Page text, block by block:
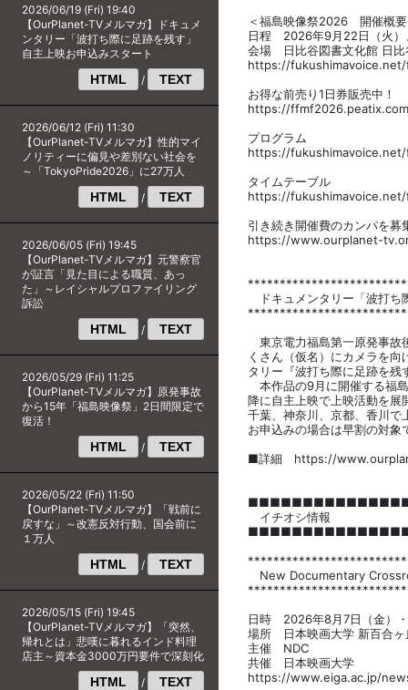
2026/06/19 (Fri) 19:40
【OurPlanet-TVメルマガ】ドキュメ
ンタリー「波打ち際に足跡を残す」
自主上映お申込みスタート
HTML / TEXT
2026/06/12 (Fri) 11:30
【OurPlanet-TVメルマガ】性的マイ
ノリティーに偏見や差別ない社会を
～「TokyoPride2026」に27万人
HTML / TEXT
2026/06/05 (Fri) 19:45
【OurPlanet-TVメルマガ】元警察官
が証言「見た目による職質、あっ
た」～レイシャルプロファイリング
訴訟
HTML / TEXT
2026/05/29 (Fri) 11:25
【OurPlanet-TVメルマガ】原発事故
から15年「福島映像祭」2日間限定で
復活！
HTML / TEXT
2026/05/22 (Fri) 11:50
【OurPlanet-TVメルマガ】「戦前に
戻すな」～改憲反対行動、国会前に
１万人
HTML / TEXT
2026/05/15 (Fri) 19:45
【OurPlanet-TVメルマガ】「突然、
帰れとは」悲嘆に暮れるインド料理
店主～資本金3000万円要件で深刻化
HTML / TEXT
＜福島映像祭2026 開催概
日程 2026年9月22日（火）
会場 日比谷図書文化館 日比
https://
お得な前売り1日券販売中！
https://
プログラム
https://
タイムテーブル
https://
引き続き開催費のカンパを募
https://www.ourplanet-
ドキュメンタリー「波打ち
東京電力福島第一原発事故
くさん（仮名）にカメラを
タリー『波打ち際に足跡を残
本作品の9月に開催する福
降に自主上映で上映活動を展
千葉、神奈川、京都、香川で
お申込みの場合は早割の対象
■詳細 https://
イチオシ情報
New Documentary
日時 2026年8月7日（金）
場所 日本映画大学 新百合ヶ
主催 NDC
共催 日本映画大学
https://www.eiga.ac.jp/